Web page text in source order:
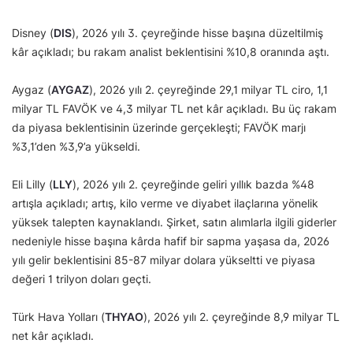
Disney (DIS), 2026 yılı 3. çeyreğinde hisse başına düzeltilmiş
kâr açıkladı; bu rakam analist beklentisini %10,8 oranında aştı.
Aygaz (AYGAZ), 2026 yılı 2. çeyreğinde 29,1 milyar TL ciro, 1,1
milyar TL FAVÖK ve 4,3 milyar TL net kâr açıkladı. Bu üç rakam
da piyasa beklentisinin üzerinde gerçekleşti; FAVÖK marjı
%3,1’den %3,9’a yükseldi.
Eli Lilly (LLY), 2026 yılı 2. çeyreğinde geliri yıllık bazda %48
artışla açıkladı; artış, kilo verme ve diyabet ilaçlarına yönelik
yüksek talepten kaynaklandı. Şirket, satın alımlarla ilgili giderler
nedeniyle hisse başına kârda hafif bir sapma yaşasa da, 2026
yılı gelir beklentisini 85-87 milyar dolara yükseltti ve piyasa
değeri 1 trilyon doları geçti.
Türk Hava Yolları (THYAO), 2026 yılı 2. çeyreğinde 8,9 milyar TL
net kâr açıkladı.